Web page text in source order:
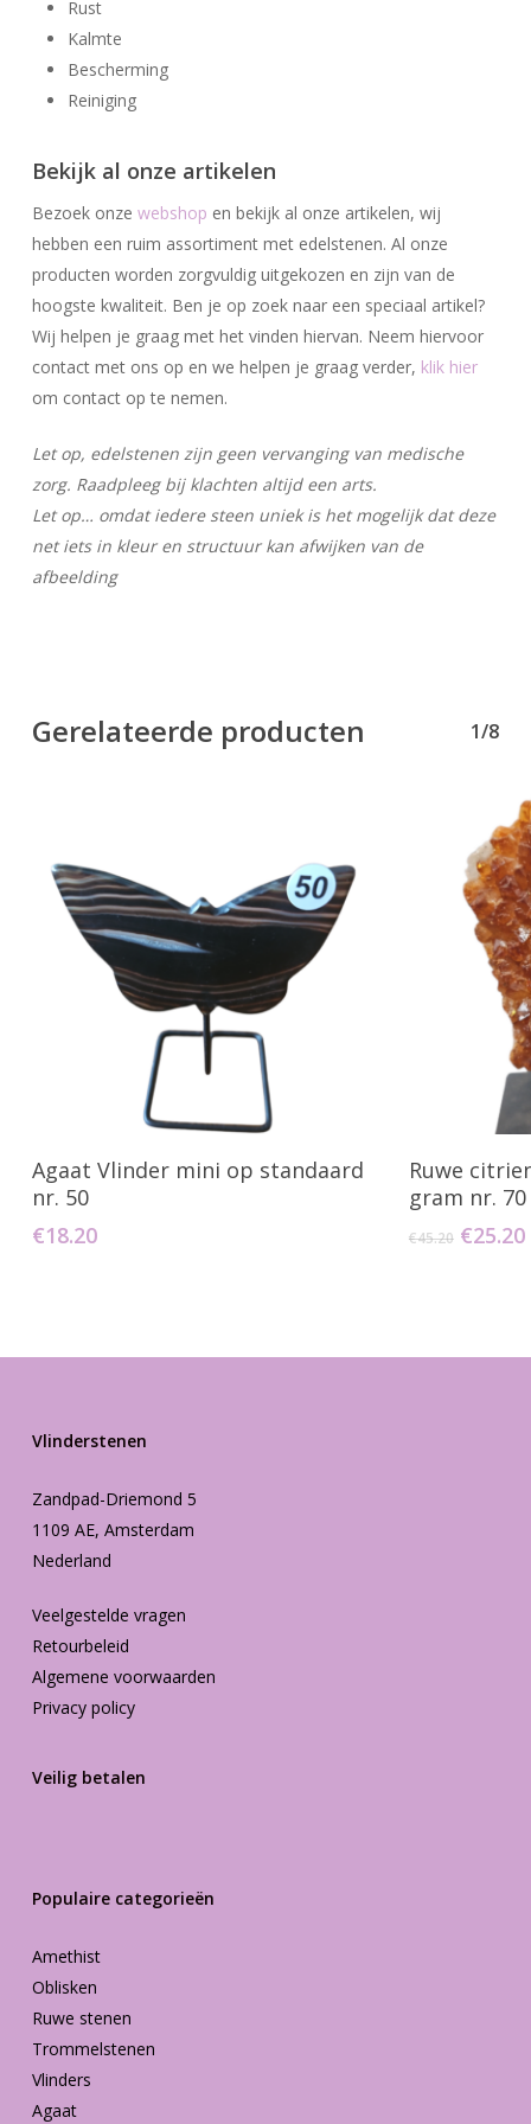
Rust
Kalmte
Bescherming
Reiniging
Bekijk al onze artikelen
Bezoek onze webshop en bekijk al onze artikelen, wij
hebben een ruim assortiment met edelstenen. Al onze
producten worden zorgvuldig uitgekozen en zijn van de
hoogste kwaliteit. Ben je op zoek naar een speciaal artikel?
Wij helpen je graag met het vinden hiervan. Neem hiervoor
contact met ons op en we helpen je graag verder, klik hier
om contact op te nemen.
Let op, edelstenen zijn geen vervanging van medische
zorg. Raadpleeg bij klachten altijd een arts.
Let op… omdat iedere steen uniek is het mogelijk dat deze
net iets in kleur en structuur kan afwijken van de
afbeelding
Gerelateerde producten 1/8
Toevoegen Aan Winkelwagen
Agaat Vlinder mini op standaard
nr. 50
€18.20
Ruwe
gram nr. 70
€45.20 €25.20
Vlinderstenen
Zandpad-Driemond 5
1109 AE, Amsterdam
Nederland
Veelgestelde vragen
Retourbeleid
Algemene voorwaarden
Privacy policy
Veilig betalen
Populaire categorieën
Amethist
Oblisken
Ruwe stenen
Trommelstenen
Vlinders
Agaat